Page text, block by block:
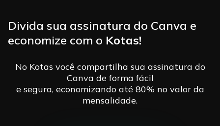
Divida sua assinatura do Canva e
economize com o Kotas!
No Kotas você compartilha sua assinatura do
Canva de forma fácil
e segura, economizando até 80% no valor da
mensalidade.